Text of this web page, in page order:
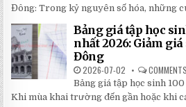
Đông: Trong kỷ nguyên số hóa, những
Bảng giá tập học
nhất 2026: Giảm
Đông
2026-07-02
Bảng giá tập học sinh
Khi mùa khai trường đến gần hoặc khi